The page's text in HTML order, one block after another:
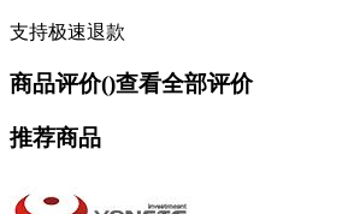
支持极速退款
商品评价()查看全部评价
推荐商品